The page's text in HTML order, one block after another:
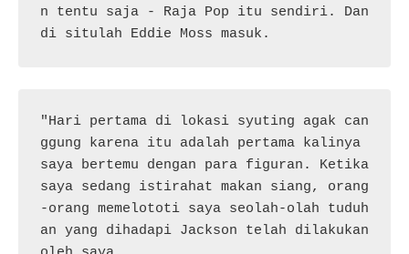
n tentu saja - Raja Pop itu sendiri. Dan
di situlah Eddie Moss masuk.
"Hari pertama di lokasi syuting agak can
ggung karena itu adalah pertama kalinya
saya bertemu dengan para figuran. Ketika
saya sedang istirahat makan siang, orang
-orang memelototi saya seolah-olah tuduh
an yang dihadapi Jackson telah dilakukan